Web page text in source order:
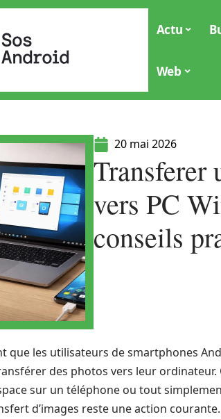
Actu
Web
20 mai 2026
Transferer
vers PC
conseils
que les utilisateurs de smartphones
des photos vers leur
sur un téléphone ou tout
d’images reste une action